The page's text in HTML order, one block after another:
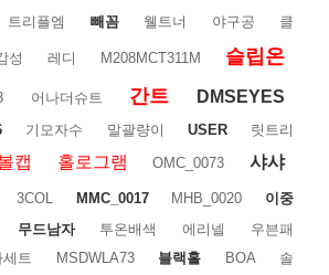
트리플엠 빼꼼 웰트너 야구공 클
성 레디 M208MCT311M
슬립온
어나더슈트 간트 DMSEYES
기모자수 말괄량이 USER
릿트리
캡 홀로그램 OMC_0073
샤샤
3COL MMC_0017 MHB_0020
이중
무드남자 투온배색 에리넬
우븐패
세트 MSDWLA73 블랙홀 BOA
솔